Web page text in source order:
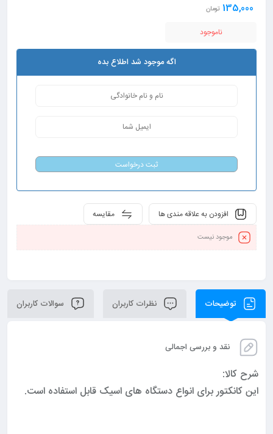
135,000 تومان
ناموجود
اگه موجود شد اطلاع بده
ثبت درخواست
مقایسه افزودن به علاقه مندی ها
موجود نیست
توضیحات نظرات کاربران سوالات کاربران
نقد و بررسی اجمالی
شرح کالا:
این کانکتور برای انواع دستگاه های اسیک قابل استفاده است.